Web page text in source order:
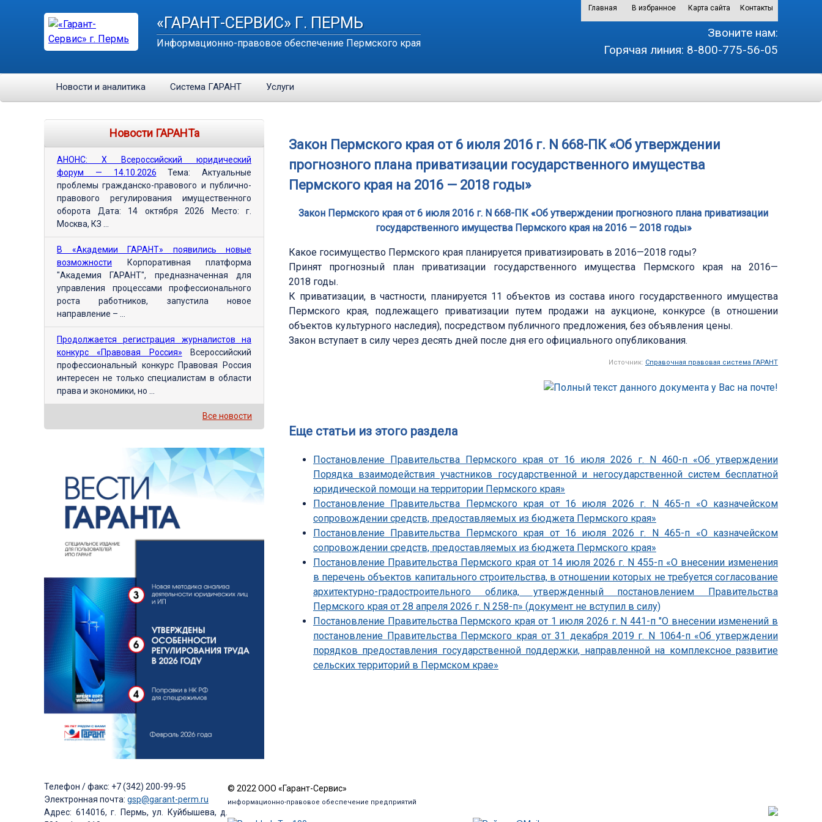
«ГАРАНТ-СЕРВИС» Г. ПЕРМЬ
Информационно-правовое обеспечение Пермского края
Главная В избранное Карта сайта Контакты
Звоните нам:
Горячая линия: 8-800-775-56-05
Новости и аналитика Система ГАРАНТ Услуги
Закон Пермского края от 6 июля 2016 г. N 668-ПК «Об утверждении
прогнозного плана приватизации государственного имущества
Пермского края на 2016 — 2018 годы»
Закон Пермского края от 6 июля 2016 г. N 668-ПК «Об утверждении прогнозного плана приватизации
государственного имущества Пермского края на 2016 — 2018 годы»
Какое госимущество Пермского края планируется приватизировать в 2016—2018 годы?
Принят прогнозный план приватизации государственного имущества Пермского края на 2016—
2018 годы.
К приватизации, в частности, планируется 11 объектов из состава иного государственного имущества
Пермского края, подлежащего приватизации путем продажи на аукционе, конкурсе (в отношении
объектов культурного наследия), посредством публичного предложения, без объявления цены.
Закон вступает в силу через десять дней после дня его официального опубликования.
Источник: Справочная правовая система ГАРАНТ
Еще статьи из этого раздела
Постановление Правительства Пермского края от 16 июля 2026 г. N 460-п «Об утверждении
Порядка взаимодействия участников государственной и негосударственной систем бесплатной
юридической помощи на территории Пермского края»
Постановление Правительства Пермского края от 16 июля 2026 г. N 465-п «О казначейском
сопровождении средств, предоставляемых из бюджета Пермского края»
Постановление Правительства Пермского края от 16 июля 2026 г. N 465-п «О казначейском
сопровождении средств, предоставляемых из бюджета Пермского края»
Постановление Правительства Пермского края от 14 июля 2026 г. N 455-п «О внесении изменения
в перечень объектов капитального строительства, в отношении которых не требуется согласование
архитектурно-градостроительного облика, утвержденный постановлением Правительства
Пермского края от 28 апреля 2026 г. N 258-п» (документ не вступил в силу)
Постановление Правительства Пермского края от 1 июля 2026 г. N 441-п "О внесении изменений в
постановление Правительства Пермского края от 31 декабря 2019 г. N 1064-п «Об утверждении
порядков предоставления государственной поддержки, направленной на комплексное развитие
сельских территорий в Пермском крае»
Новости ГАРАНТа
АНОНС: Х Всероссийский юридический
форум — 14.10.2026 Тема: Актуальные
проблемы гражданско-правового и публично-
правового регулирования имущественного
оборота Дата: 14 октября 2026 Место: г.
Москва, КЗ ...
В «Академии ГАРАНТ» появились новые
возможности Корпоративная платформа
"Академия ГАРАНТ", предназначенная для
управления процессами профессионального
роста работников, запустила новое
направление – ...
Продолжается регистрация журналистов на
конкурс «Правовая Россия» Всероссийский
профессиональный конкурс Правовая Россия
интересен не только специалистам в области
права и экономики, но ...
Все новости
Телефон / факс: +7 (342) 200-99-95
Электронная почта: gsp@garant-perm.ru
Адрес: 614016, г. Пермь, ул. Куйбышева, д.
© 2022 ООО «Гарант-Сервис»
информационно-правовое обеспечение предприятий